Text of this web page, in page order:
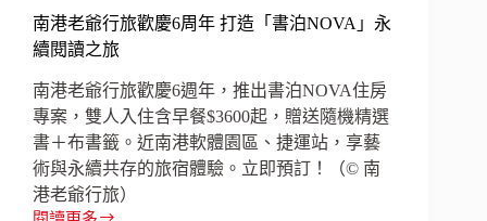
南港老爺行旅歡慶6周年 打造「書泊NOVA」永
續閱讀之旅
南港老爺行旅歡慶6週年，推出書泊NOVA住房
專案，雙人入住含早餐$3600起，贈送隨機精選
書＋布書籤。近南港軟體園區、捷運站，享藝
術與永續共存的旅宿體驗。立即預訂！（© 南
港老爺行旅）